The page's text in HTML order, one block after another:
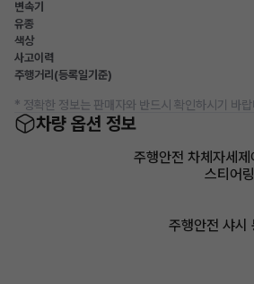
변속기
유종
색상
사고이력
주행거리(등록일기준)
* 정확한 정보는 판매자와 반드시 확인하시기 바랍
차량 옵션 정보
주행안전 차체자세
스티어
주행안전 샤